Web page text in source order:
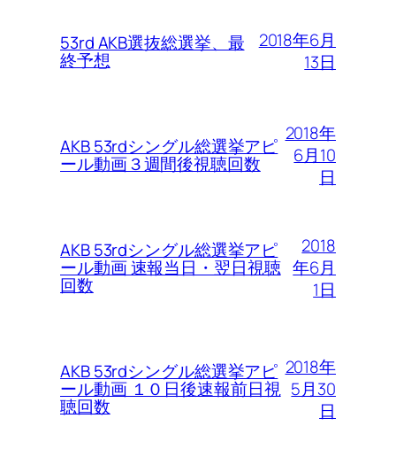
53rd AKB選抜総選挙、最
終予想
2018年6月
13日
AKB 53rdシングル総選挙アピ
ール動画３週間後視聴回数
2018年
6月10
日
AKB 53rdシングル総選挙アピ
ール動画 速報当日・翌日視聴
回数
2018
年6月
1日
AKB 53rdシングル総選挙アピ
ール動画 １０日後速報前日視
聴回数
2018年
5月30
日